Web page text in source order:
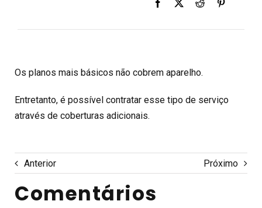
Os planos mais básicos não cobrem aparelho.
Entretanto, é possível contratar esse tipo de serviço
através de coberturas adicionais.
Anterior Próximo
Comentários